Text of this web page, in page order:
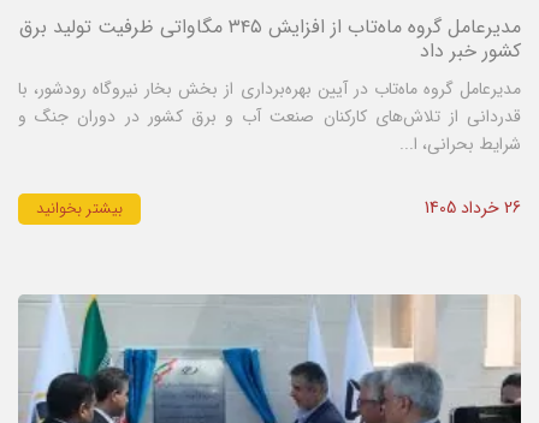
مدیرعامل گروه ماه‌تاب از افزایش ۳۴۵ مگاواتی ظرفیت تولید برق
کشور خبر داد
مدیرعامل گروه ماه‌تاب در آیین بهره‌برداری از بخش بخار نیروگاه رودشور، با
قدردانی از تلاش‌های کارکنان صنعت آب و برق کشور در دوران جنگ و
شرایط بحرانی، ا...
26 خرداد 1405 بیشتر بخوانید